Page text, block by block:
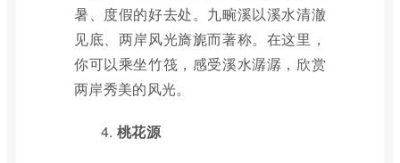
暑、度假的好去处。九畹溪以溪水清澈
见底、两岸风光旖旎而著称。在这里，
你可以乘坐竹筏，感受溪水潺潺，欣赏
两岸秀美的风光。
4. 桃花源